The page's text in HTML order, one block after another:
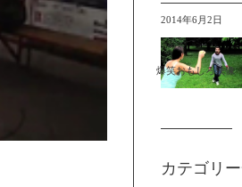
2014年6月2日
爆笑おもしろ映像
カテゴリ